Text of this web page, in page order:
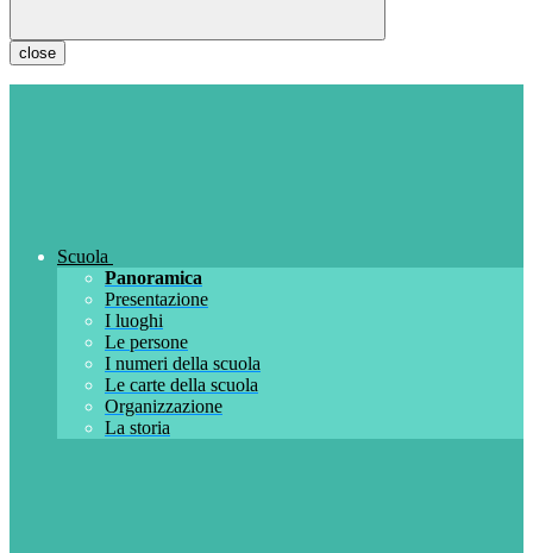
close
Scuola
Panoramica
Presentazione
I luoghi
Le persone
I numeri della scuola
Le carte della scuola
Organizzazione
La storia